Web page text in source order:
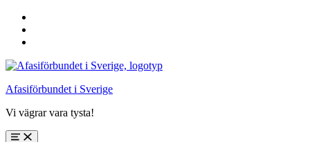
sidfoten
Afasiförbundet i Sverige
Vi vägrar vara tysta!